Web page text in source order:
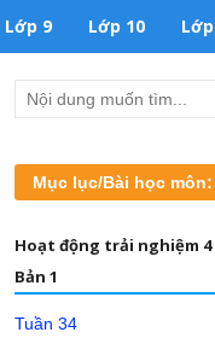
Lớp 9 Lớp 10
Mục lục/Bài học môn:
Hoạt động trải nghiệm
Bản 1
Tuần 34